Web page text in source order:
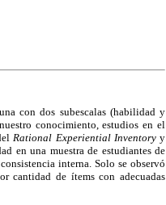
con dos subescalas (habilidad y
conocimiento, estudios en el
Rational Experiential Inventoryy
en una muestra de estudiantes­ de
interna. Solo se observó
cantidad de ítems con adecuadas